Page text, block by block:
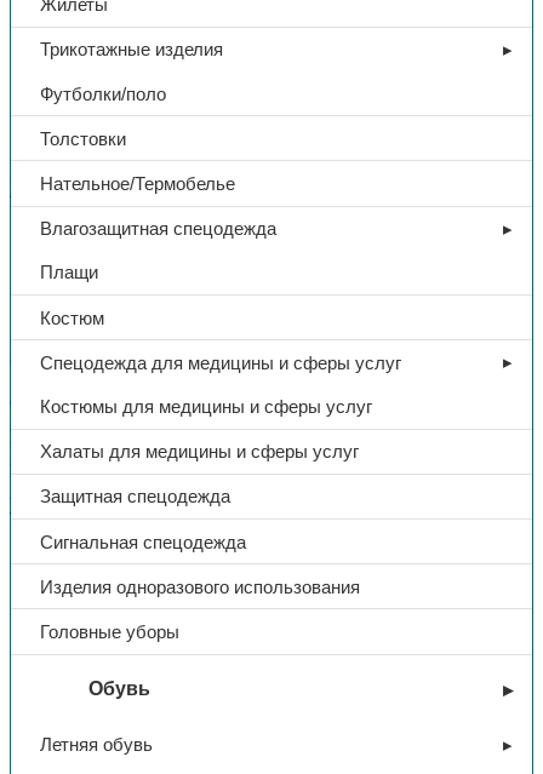
Жилеты
Трикотажные изделия
Футболки/поло
Толстовки
Нательное/Термобелье
Влагозащитная спецодежда
Плащи
Костюм
Спецодежда для медицины и сферы услуг
Костюмы для медицины и сферы услуг
Халаты для медицины и сферы услуг
Защитная спецодежда
Сигнальная спецодежда
Изделия одноразового использования
Головные уборы
Обувь
Летняя обувь
Бытовая химия
Средство чистящее «Санокс
WC Ультра», гель 1,1 л.
263,00₽
В избранное
Категории:Бытовая химия,Сопутствующие товары
Поделиться:
Поделиться в Telegram
Поделиться в
Whatsapp
Поделиться в Ok
Доп. информация
Тип Средство чистящее
Форма выпуска